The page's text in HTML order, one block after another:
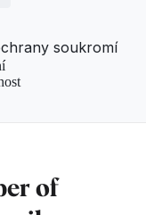
soukromí
of